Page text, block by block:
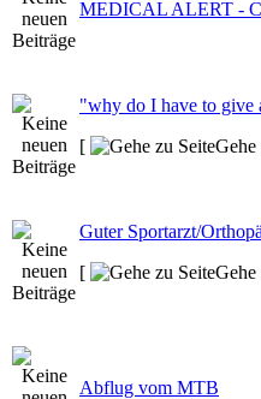
MEDICAL ALERT -
"why do I have to give
[
Gehe
Guter Sportarzt/
[
Gehe
Abflug vom MTB